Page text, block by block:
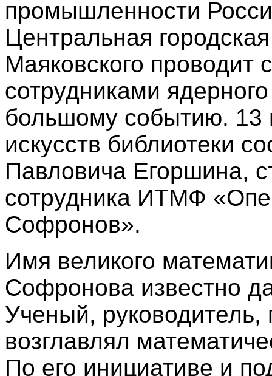
промышленности
Центральная
Маяковского проводит
сотрудниками
большому событию. 13
искусств библиотеки
Павловича Егоршина,
сотрудника ИТМФ
Софронов».
Имя великого
Софронова известно
Ученый, руководитель,
возглавлял
По его инициативе и